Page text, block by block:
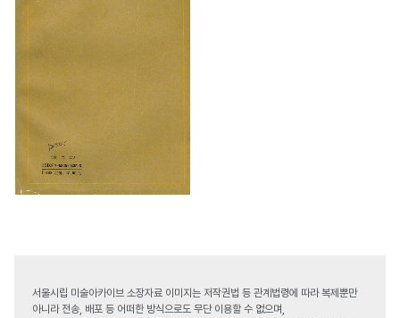
서울시립 미술아카이브 소장자료 이미지는 저작권법 등 관계법령에 따라 복제뿐만
아니라 전송, 배포 등 어떠한 방식으로도 무단 이용할 수 없으며,